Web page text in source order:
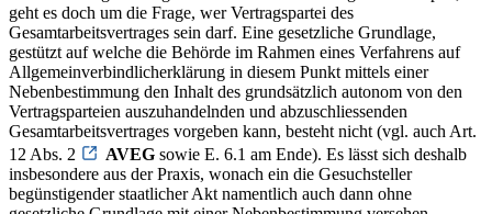
geht es doch um die Frage, wer Vertragspartei des
Gesamtarbeitsvertrages sein darf. Eine gesetzliche Grundlage,
gestützt auf welche die Behörde im Rahmen eines Verfahrens auf
Allgemeinverbindlicherklärung in diesem Punkt mittels einer
Nebenbestimmung den Inhalt des grundsätzlich autonom von den
Vertragsparteien auszuhandelnden und abzuschliessenden
Gesamtarbeitsvertrages vorgeben kann, besteht nicht (vgl. auch Art.
12 Abs. 2
AVEG sowie E. 6.1 am Ende). Es lässt sich deshalb
insbesondere aus der Praxis, wonach ein die Gesuchsteller
begünstigender staatlicher Akt namentlich auch dann ohne